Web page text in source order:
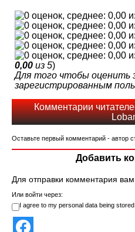
0,00 из 5)
Для того чтобы оценить
зарегистрированным
Комментарии
Оставьте первый комментарий - автор
Добавить
Для отправки комментария
Или войти через:
I agree to my personal data being